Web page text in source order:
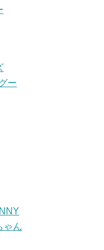
ー
ゃん